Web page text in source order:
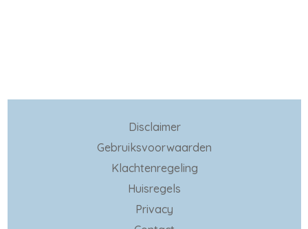
Disclaimer
Gebruiksvoorwaarden
Klachtenregeling
Huisregels
Privacy